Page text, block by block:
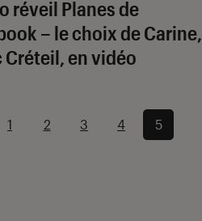
réveil Planes de
– le choix de Carine,
Créteil, en vidéo
1 2 3 4 5